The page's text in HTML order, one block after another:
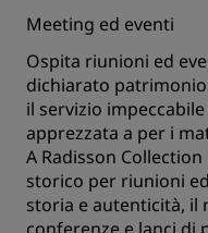
Meeting ed eventi
Ospita riunioni ed
dichiarato patrimonio
il servizio
apprezzata a per i
A Radisson
storico per riunioni
storia e autenticità, il